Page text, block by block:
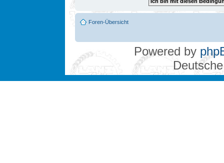
Foren-Übersicht
Powered by